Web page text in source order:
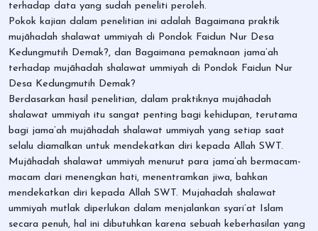
terhadap data yang sudah peneliti peroleh.
Pokok kajian dalam penelitian ini adalah Bagaimana praktik
mujāhadah shalawat ummiyah di Pondok Faidun Nur Desa
Kedungmutih Demak?, dan Bagaimana pemaknaan jama’ah
terhadap mujāhadah shalawat ummiyah di Pondok Faidun Nur
Desa Kedungmutih Demak?
Berdasarkan hasil penelitian, dalam praktiknya mujāhadah
shalawat ummiyah itu sangat penting bagi kehidupan, terutama
bagi jama’ah mujāhadah shalawat ummiyah yang setiap saat
selalu diamalkan untuk mendekatkan diri kepada Allah SWT.
Mujāhadah shalawat ummiyah menurut para jama’ah bermacam-
macam dari menengkan hati, menentramkan jiwa, bahkan
mendekatkan diri kepada Allah SWT. Mujahadah shalawat
ummiyah mutlak diperlukan dalam menjalankan syari’at Islam
secara penuh, hal ini dibutuhkan karena sebuah keberhasilan yang